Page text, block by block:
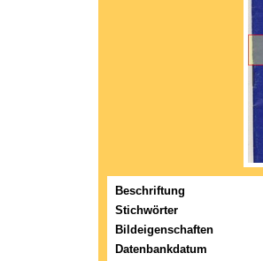
Beschriftung
Stichwörter
Bildeigenschaften
Datenbankdatum